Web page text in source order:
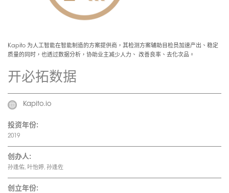
Kapito 为人工智能在智能制造的方案提供商，其检测方案辅助目检员加速产出、稳定
质量的同时，也透过数据分析，协助业主减少人力、 改善良率、去化次品。
开必拓数据
Kapito.io
投资年份:
2019
创办人:
孙逢佑, 叶怡婷, 孙逢佐
创立年份: